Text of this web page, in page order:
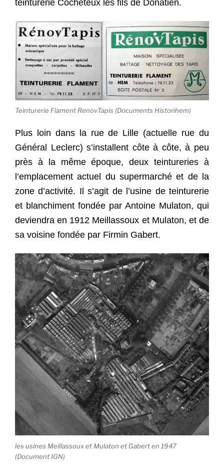
teinturerie Cocheteux les fils de Donatien.
Teinturerie Flament RenovTapis (Documents Historihem)
Plus loin dans la rue de Lille (actuelle rue du
Général Leclerc) s’installent côte à côte, à peu
près à la même époque, deux teintureries à
l’emplacement actuel du supermarché et de la
zone d’activité. Il s’agit de l’usine de teinturerie
et blanchiment fondée par Antoine Mulaton, qui
deviendra en 1912 Meillassoux et Mulaton, et de
sa voisine fondée par Firmin Gabert.
les usines Meillassoux et Mulaton et Gabert en 1947
(Document IGN)